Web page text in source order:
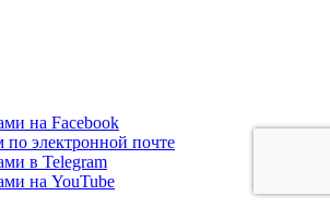
на Facebook
электронной почте
в Telegram
на YouTube